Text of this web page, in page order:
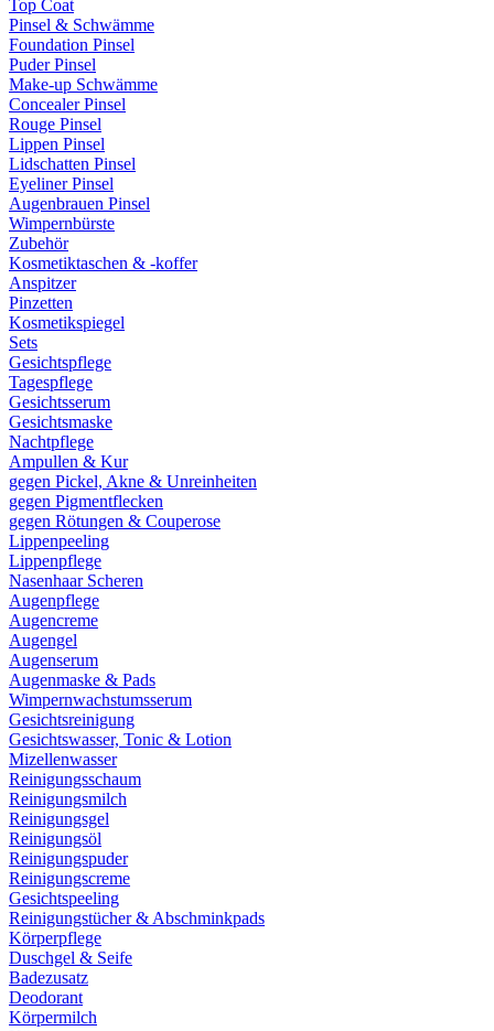
Top Coat
Pinsel & Schwämme
Foundation Pinsel
Puder Pinsel
Make-up Schwämme
Concealer Pinsel
Rouge Pinsel
Lippen Pinsel
Lidschatten Pinsel
Eyeliner Pinsel
Augenbrauen Pinsel
Wimpernbürste
Zubehör
Kosmetiktaschen & -koffer
Anspitzer
Pinzetten
Kosmetikspiegel
Sets
Gesichtspflege
Tagespflege
Gesichtsserum
Gesichtsmaske
Nachtpflege
Ampullen & Kur
gegen Pickel, Akne & Unreinheiten
gegen Pigmentflecken
gegen Rötungen & Couperose
Lippenpeeling
Lippenpflege
Nasenhaar Scheren
Augenpflege
Augencreme
Augengel
Augenserum
Augenmaske & Pads
Wimpernwachstumsserum
Gesichtsreinigung
Gesichtswasser, Tonic & Lotion
Mizellenwasser
Reinigungsschaum
Reinigungsmilch
Reinigungsgel
Reinigungsöl
Reinigungspuder
Reinigungscreme
Gesichtspeeling
Reinigungstücher & Abschminkpads
Körperpflege
Duschgel & Seife
Badezusatz
Deodorant
Körpermilch